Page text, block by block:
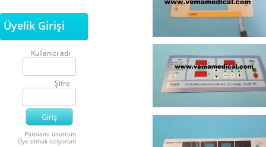
Üyelik Girişi
Kullanıcı adı
Şifre
Parolamı unuttum
Üye olmak istiyorum